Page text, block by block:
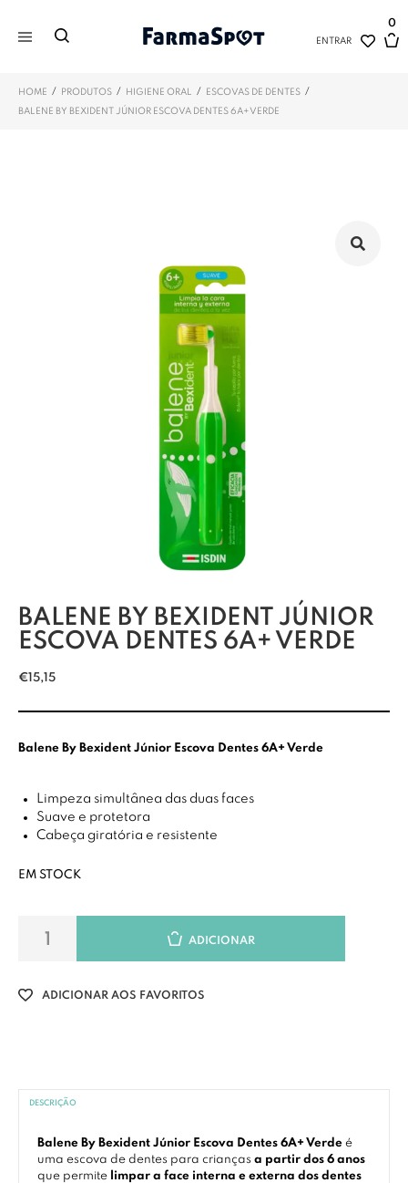
ENTRAR
0
HOME / PRODUTOS / HIGIENE ORAL / ESCOVAS DE DENTES /
BALENE BY BEXIDENT JÚNIOR ESCOVA DENTES 6A+ VERDE
BALENE BY BEXIDENT JÚNIOR
ESCOVA DENTES 6A+ VERDE
€15,15
Balene By Bexident Júnior Escova Dentes 6A+ Verde
Limpeza simultânea das duas faces
Suave e protetora
Cabeça giratória e resistente
EM STOCK
ADICIONAR
ADICIONAR AOS FAVORITOS
DESCRIÇÃO
Balene By Bexident Júnior Escova Dentes 6A+ Verde é
uma escova de dentes para crianças a partir dos 6 anos
que permite
limpar a face interna e externa dos dentes